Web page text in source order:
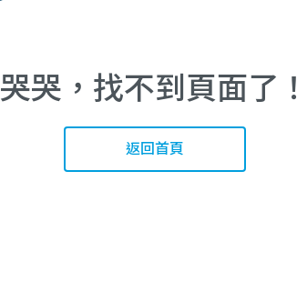
哭哭，找不到頁面了！
返回首頁